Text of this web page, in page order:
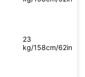
23
kg/158cm/62in